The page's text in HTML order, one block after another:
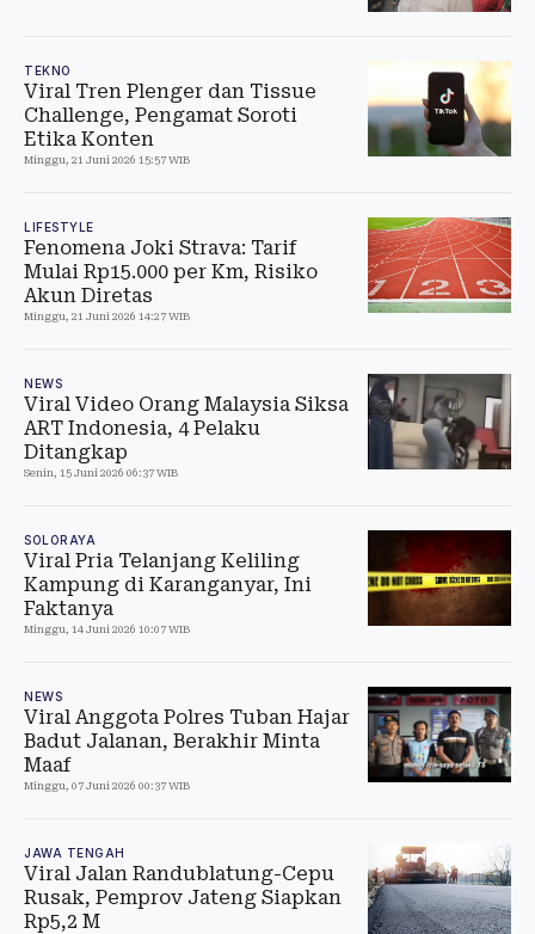
TEKNO
Viral Tren Plenger dan Tissue
Challenge, Pengamat Soroti
Etika Konten
Minggu, 21 Juni 2026 15:57 WIB
LIFESTYLE
Fenomena Joki Strava: Tarif
Mulai Rp15.000 per Km, Risiko
Akun Diretas
Minggu, 21 Juni 2026 14:27 WIB
NEWS
Viral Video Orang Malaysia Siksa
ART Indonesia, 4 Pelaku
Ditangkap
Senin, 15 Juni 2026 06:37 WIB
SOLORAYA
Viral Pria Telanjang Keliling
Kampung di Karanganyar, Ini
Faktanya
Minggu, 14 Juni 2026 10:07 WIB
NEWS
Viral Anggota Polres Tuban Hajar
Badut Jalanan, Berakhir Minta
Maaf
Minggu, 07 Juni 2026 00:37 WIB
JAWA TENGAH
Viral Jalan Randublatung-Cepu
Rusak, Pemprov Jateng Siapkan
Rp5,2 M